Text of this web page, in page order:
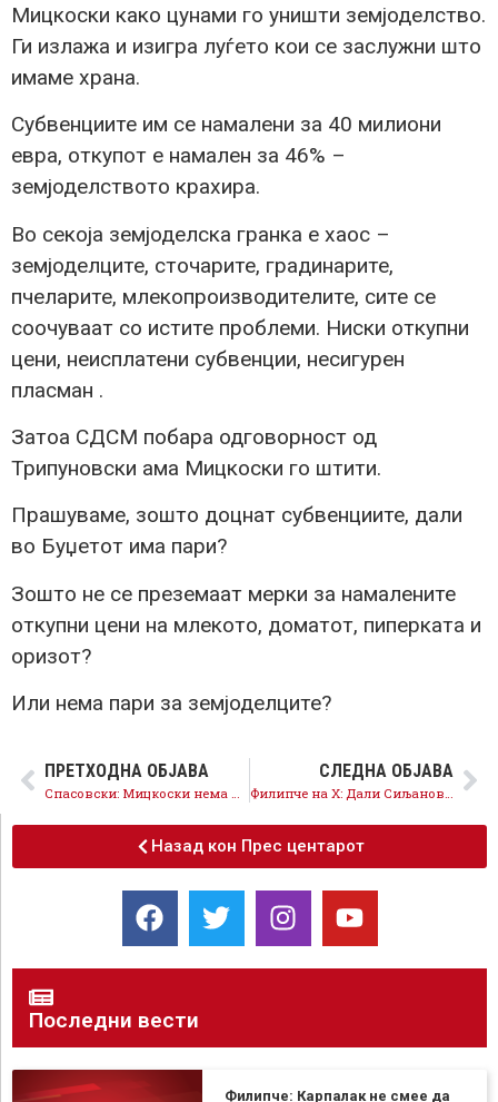
Мицкоски како цунами го уништи земјоделство.
Ги излажа и изигра луѓето кои се заслужни што
имаме храна.
Субвенциите им се намалени за 40 милиони
евра, откупот е намален за 46% –
земјоделството крахира.
Во секоја земјоделска гранка е хаос –
земјоделците, сточарите, градинарите,
пчеларите, млекопроизводителите, сите се
соочуваат со истите проблеми. Ниски откупни
цени, неисплатени субвенции, несигурен
пласман .
Затоа СДСМ побара одговорност од
Трипуновски ама Мицкоски го штити.
Прашуваме, зошто доцнат субвенциите, дали
во Буџетот има пари?
Зошто не се преземаат мерки за намалените
откупни цени на млекото, доматот, пиперката и
оризот?
Или нема пари за земјоделците?
ПРЕТХОДНА ОБЈАВА СЛЕДНА ОБЈАВА
Назад кон Прес центарот
Последни вести
Филипче: Карпалак не смее да